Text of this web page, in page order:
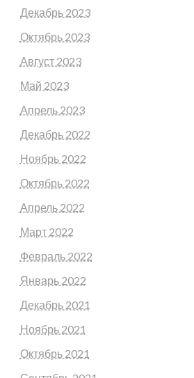
Декабрь 2023
Октябрь 2023
Август 2023
Май 2023
Апрель 2023
Декабрь 2022
Ноябрь 2022
Октябрь 2022
Апрель 2022
Март 2022
Февраль 2022
Январь 2022
Декабрь 2021
Ноябрь 2021
Октябрь 2021